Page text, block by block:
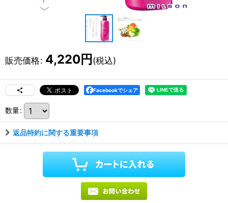
販売価格: 4,220円 (税込)
Facebookでシェア
数量:
返品特約に関する重要事項